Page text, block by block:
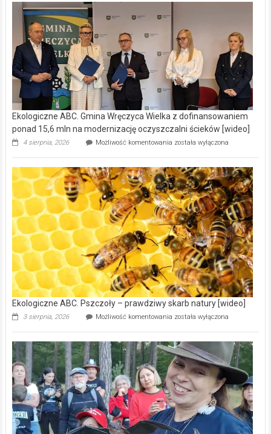
Ekologiczne ABC. Gmina Wręczyca Wielka z dofinansowaniem
ponad 15,6 mln na modernizację oczyszczalni ścieków [wideo]
4 sierpnia, 2026 Możliwość komentowania Ekologiczne
Wręczyca
Wielka
z
dofinansowaniem
ponad
15,6
mln
na
modernizację
oczyszczalni
ścieków
[wideo]
została wyłączona
Ekologiczne ABC. Pszczoły – prawdziwy skarb natury [wideo]
3 sierpnia, 2026 Możliwość komentowania Ekologiczne
–
prawdziwy
skarb
natury
[wideo]
została wyłączona